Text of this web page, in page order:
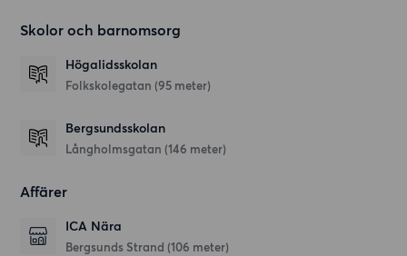
Skolor och barnomsorg
Högalidsskolan
Folkskolegatan (95 meter)
Bergsundsskolan
Långholmsgatan (146 meter)
Affärer
ICA Nära
Bergsunds Strand (106 meter)